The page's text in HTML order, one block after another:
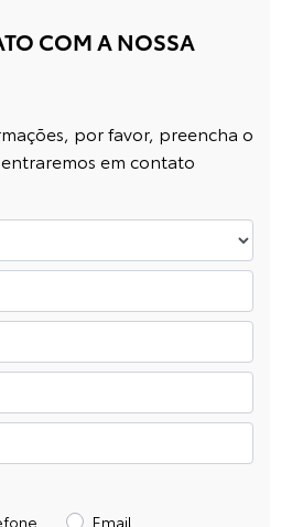
COM A NOSSA
por favor, preencha o
em contato
Email